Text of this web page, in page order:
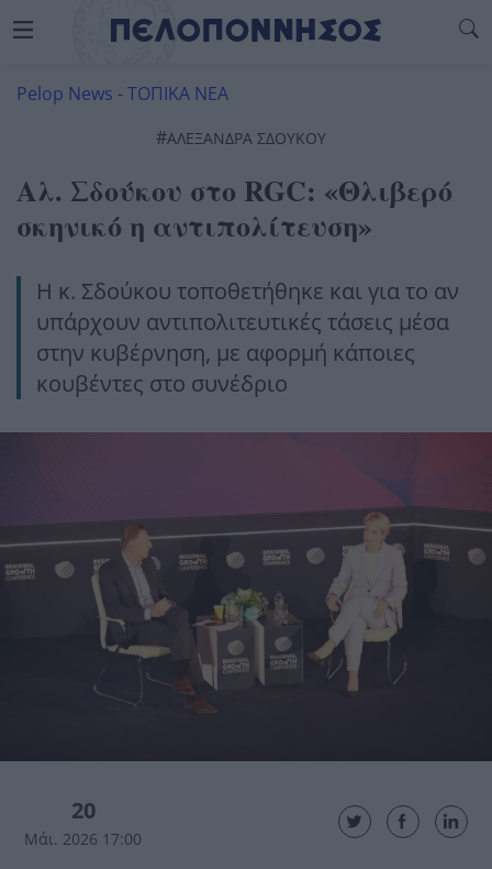
Pelop News -ΤΟΠΙΚΑ ΝΕΑ
#ΑΛΕΞΑΝΔΡΑ ΣΔΟΥΚΟΥ
Αλ. Σδούκου στο RGC: «Θλιβερό
σκηνικό η αντιπολίτευση»
Η κ. Σδούκου τοποθετήθηκε και για το αν
υπάρχουν αντιπολιτευτικές τάσεις μέσα
στην κυβέρνηση, με αφορμή κάποιες
κουβέντες στο συνέδριο
20
Μάι. 2026 17:00